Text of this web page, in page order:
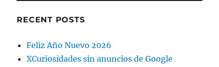
RECENT POSTS
Feliz Año Nuevo 2026
XCuriosidades sin anuncios de Google